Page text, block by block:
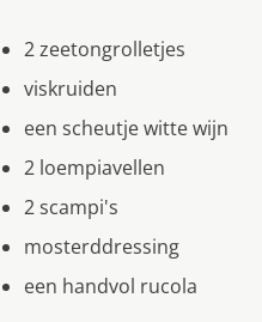
2 zeetongrolletjes
viskruiden
een scheutje witte wijn
2 loempiavellen
2 scampi's
mosterddressing
een handvol rucola